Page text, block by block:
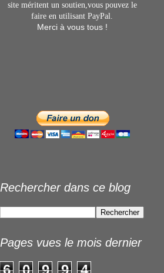
site méritent un soutien,vous pouvez le
faire en utilisant PayPal.
Merci à vous tous !
Rechercher dans ce blog
Pages vues le mois dernier
6 0 9 9 4